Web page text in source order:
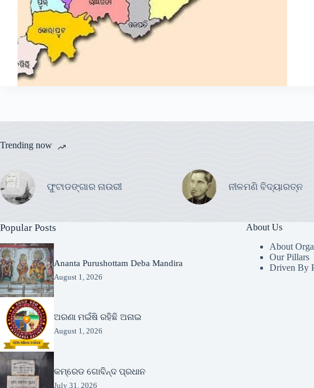
Trending now
ଫୁଟାଡଙ୍ଗାର ନାଉରୀ ନୀଳମଣି ବିଦ୍ୟାରତ୍ନ
Popular Posts
Ananta Purushottam Deba Mandira
August 1, 2026
ଅରଣା ମଇଁଷି ରହିଛି ଅନାଇ
August 1, 2026
କମ୍ରେଡ ଗୋବିନ୍ଦ ପ୍ରଧାନ
July 31, 2026
About Us
About
Our Pillars
Driven By